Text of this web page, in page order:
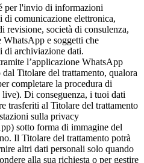
per l'invio di informazioni
di comunicazione elettronica,
revisione, società di consulenza,
e soggetti che
di archiviazione dati.
l’applicazione WhatsApp
dal Titolare del trattamento, qualora
completare la procedura di
Di conseguenza, i tuoi dati
trasferiti al Titolare del trattamento
sulla privacy
sotto forma di immagine del
Il Titolare del trattamento potrà
altri dati personali solo quando
alla sua richiesta o per gestire